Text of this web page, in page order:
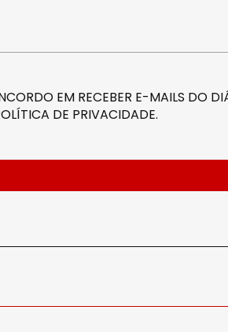
EM RECEBER E-MAILS DO
DE PRIVACIDADE.